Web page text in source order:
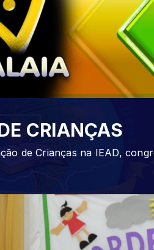
CRIANÇAS
de Crianças na IEAD,